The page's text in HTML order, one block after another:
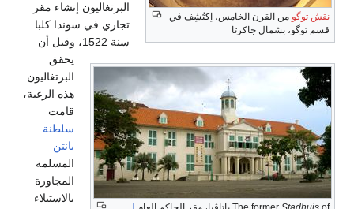
نقش توگو من القرن الخامس، اِكتُشِف في
قسم توگو، بشمال جاكرتا
البرتغاليون إنشاء مقر
تجاري في سوندا كلبا
سنة 1522، وقبل أن
يحقق
البرتغاليون
هذه الرغبة،
قامت
سلطنة
بانتن
المسلمة
المجاورة
بالاستيلاء